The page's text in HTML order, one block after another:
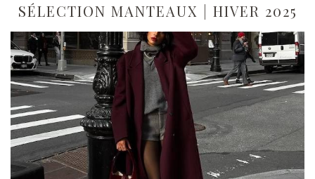
SÉLECTION MANTEAUX | HIVER 2025